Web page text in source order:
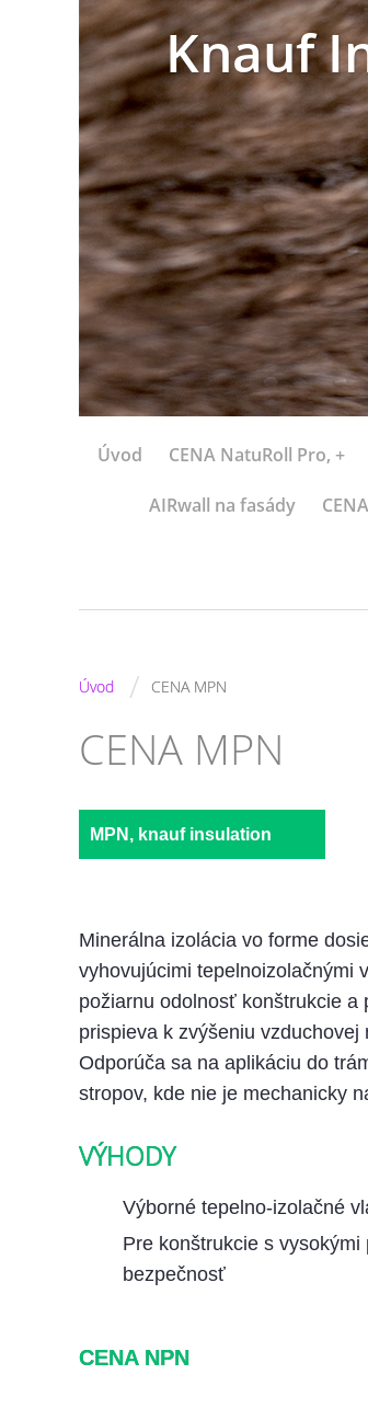
Knauf
Úvod CENA NatuRoll Pro, +
AIRwall na fasády
Úvod / CENA MPN
CENA MPN
MPN, knauf insulation
Minerálna izolácia vo forme
vyhovujúcimi tepelnoizolačnými
požiarnu odolnosť konštrukcie a
prispieva k zvýšeniu vzduchovej
Odporúča sa na aplikáciu do
stropov, kde nie je mechanicky
VÝHODY
Výborné tepelno-izolačné
Pre konštrukcie s
bezpečnosť
CENA NPN